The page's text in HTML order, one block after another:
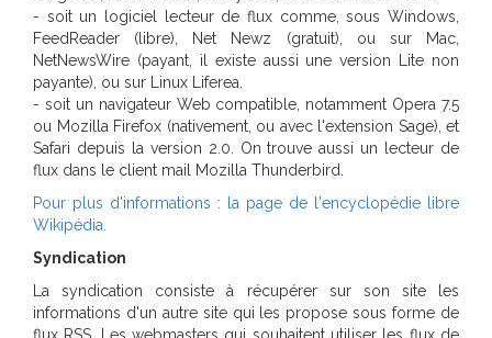
- soit un logiciel lecteur de flux comme, sous Windows,
FeedReader (libre), Net Newz (gratuit), ou sur Mac,
NetNewsWire (payant, il existe aussi une version Lite non
payante), ou sur Linux Liferea.
- soit un navigateur Web compatible, notamment Opera 7.5
ou Mozilla Firefox (nativement, ou avec l'extension Sage), et
Safari depuis la version 2.0. On trouve aussi un lecteur de
flux dans le client mail Mozilla Thunderbird.
Pour plus d'informations : la page de l'encyclopédie libre
Wikipédia.
Syndication
La syndication consiste à récupérer sur son site les
informations d'un autre site qui les propose sous forme de